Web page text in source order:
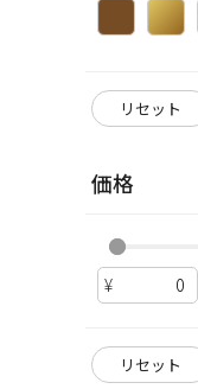
リセット
価格
リセット